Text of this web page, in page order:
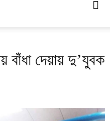
বাঁধা দেয়ায় দু’যুবক